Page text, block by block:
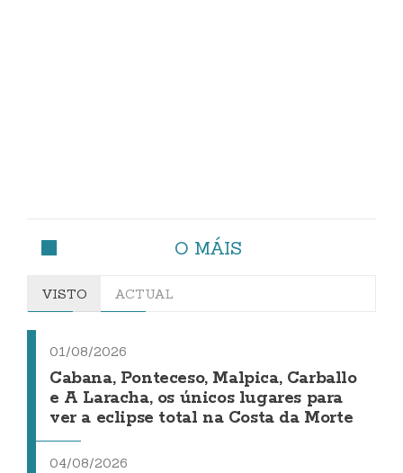
O MÁIS
VISTO ACTUAL
01/08/2026
Cabana, Ponteceso, Malpica, Carballo
e A Laracha, os únicos lugares para
ver a eclipse total na Costa da Morte
04/08/2026